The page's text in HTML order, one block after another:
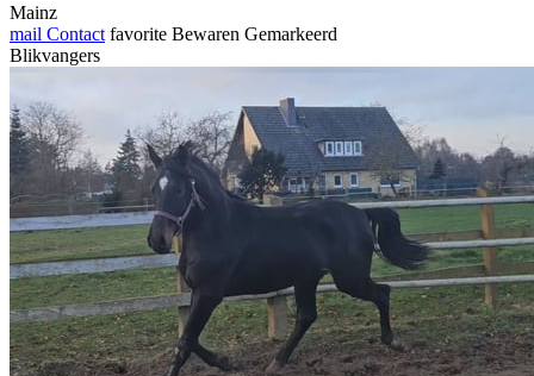
Mainz
mail Contact favorite Bewaren Gemarkeerd
Blikvangers